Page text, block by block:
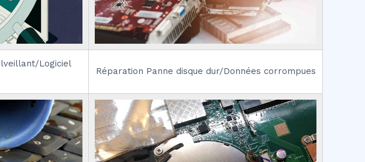
Logiciel
Réparation Panne disque dur/Données corrompues